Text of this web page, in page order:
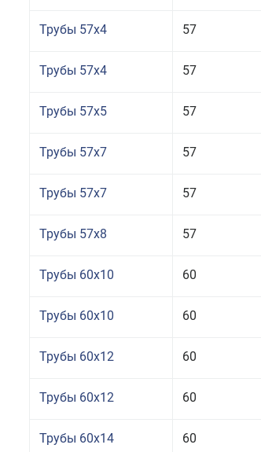
Трубы 57x4 57
Трубы 57x4 57
Трубы 57x5 57
Трубы 57x7 57
Трубы 57x7 57
Трубы 57x8 57
Трубы 60x10 60
Трубы 60x10 60
Трубы 60x12 60
Трубы 60x12 60
Трубы 60x14 60